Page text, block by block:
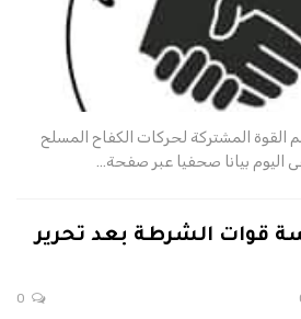
المشتركة لحركات الكفاح المسلح
بيانا صحفيا عبر صفحة…
قوات الشرطة بعد تحرير